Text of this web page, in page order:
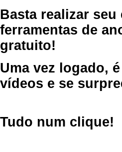
Basta realizar
ferramentas de
gratuito!
Uma vez logado,
vídeos e se
Tudo num clique!